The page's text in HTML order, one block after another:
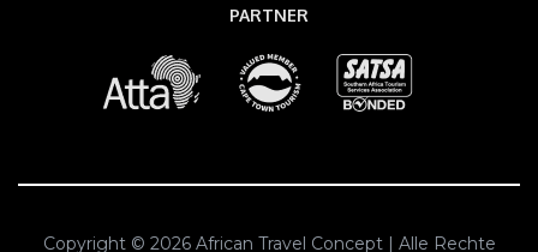
PARTNER
Copyright © 2026 African Travel Concept | Alle Rechte